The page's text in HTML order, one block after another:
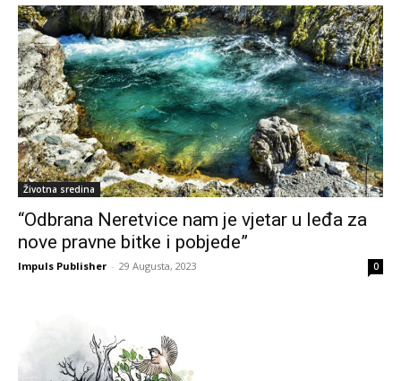
Životna sredina
“Odbrana Neretvice nam je vjetar u leđa za
nove pravne bitke i pobjede”
Impuls Publisher - 29 Augusta, 2023 0